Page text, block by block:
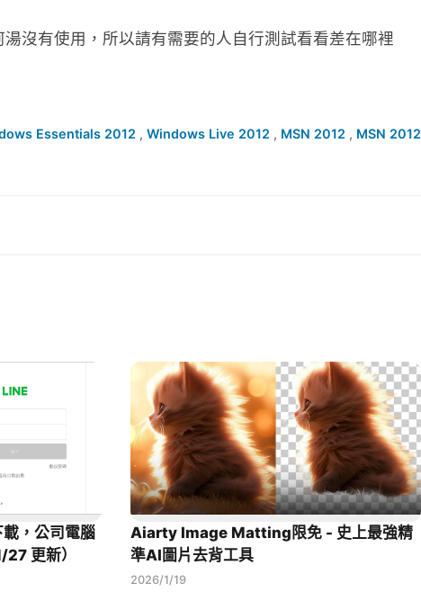
沒有使用，所以請有需要的人自行測試看看差在哪裡
Essentials 2012 , Windows Live 2012 , MSN 2012 , MSN 2012
，公司電腦
更新）
Aiarty Image Matting限免 - 史上最強精
準AI圖片去背工具
2026/1/19